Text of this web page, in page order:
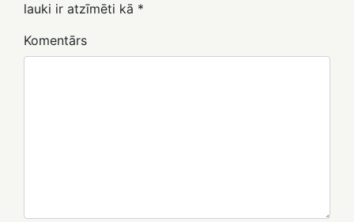
lauki ir atzīmēti kā *
Komentārs